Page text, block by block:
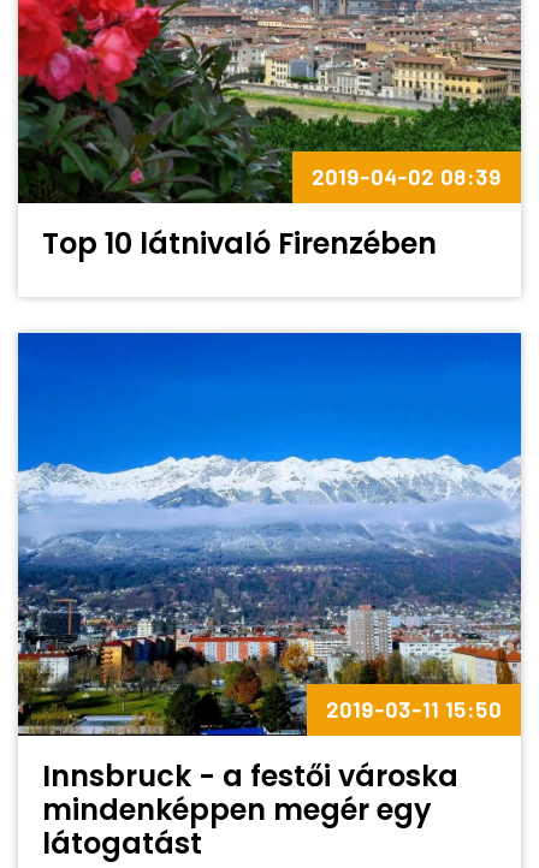
2019-04-02 08:39
Top 10 látnivaló Firenzében
2019-03-11 15:50
Innsbruck - a festői városka
mindenképpen megér egy
látogatást